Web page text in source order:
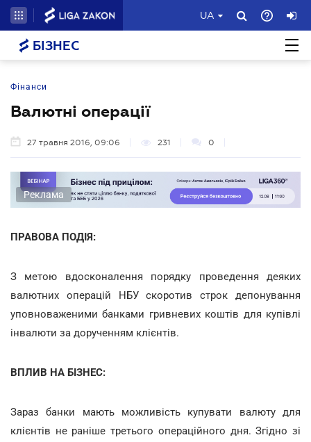
UA
БІЗНЕС
Фінанси
Валютні операції
27 травня 2016, 09:06 231 0
Реклама
ПРАВОВА ПОДІЯ:
З метою вдосконалення порядку проведення деяких
валютних операцій НБУ скоротив строк депонування
уповноваженими банками гривневих коштів для купівлі
інвалюти за дорученням клієнтів.
ВПЛИВ НА БІЗНЕС:
Зараз банки мають можливість купувати валюту для
клієнтів не раніше третього операційного дня. Згідно зі